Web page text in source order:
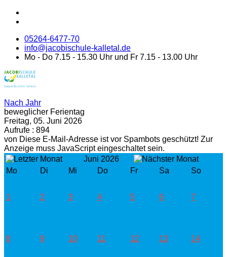
05264-6477-70
info@jacobischule-kalletal.de
Mo - Do 7.15 - 15.30 Uhr und Fr 7.15 - 13.00 Uhr
Nach Jahr
beweglicher Ferientag
Freitag, 05. Juni 2026
Aufrufe : 894
von Diese E-Mail-Adresse ist vor Spambots geschützt! Zur
Anzeige muss JavaScript eingeschaltet sein.
Juni 2026
Mo
Di Mi Do Fr Sa So
1 2 3 4 5 6 7
8 9 10 11 12 13 14